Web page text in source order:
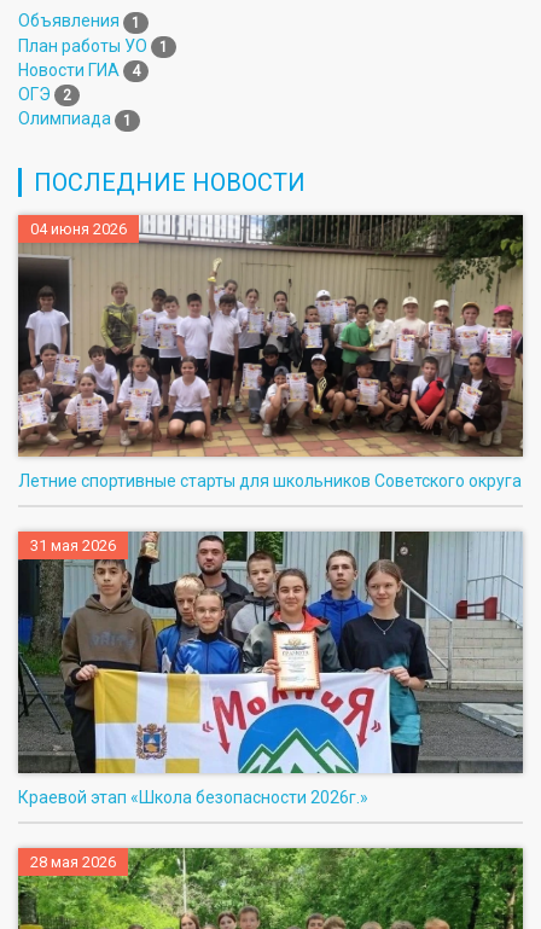
Объявления 1
План работы УО 1
Новости ГИА 4
ОГЭ 2
Олимпиада 1
ПОСЛЕДНИЕ НОВОСТИ
04 июня 2026
Летние спортивные старты для школьников Советского округа
31 мая 2026
Краевой этап «Школа безопасности 2026г.»
28 мая 2026